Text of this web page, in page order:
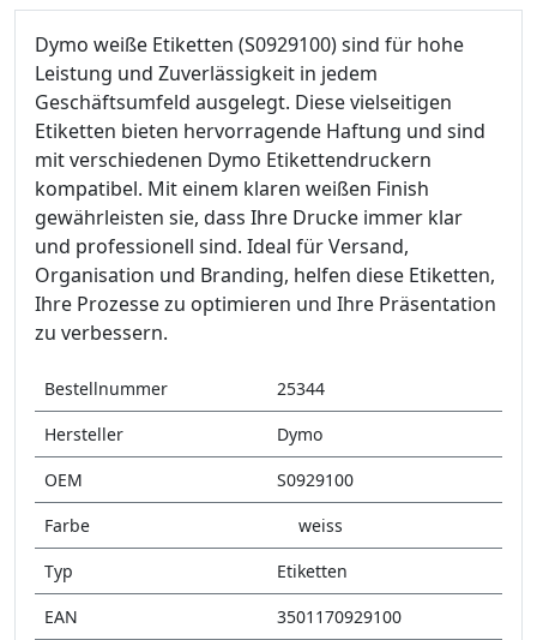
Dymo weiße Etiketten (S0929100) sind für hohe
Leistung und Zuverlässigkeit in jedem
Geschäftsumfeld ausgelegt. Diese vielseitigen
Etiketten bieten hervorragende Haftung und sind
mit verschiedenen Dymo Etikettendruckern
kompatibel. Mit einem klaren weißen Finish
gewährleisten sie, dass Ihre Drucke immer klar
und professionell sind. Ideal für Versand,
Organisation und Branding, helfen diese Etiketten,
Ihre Prozesse zu optimieren und Ihre Präsentation
zu verbessern.
Bestellnummer
25344
Hersteller
Dymo
OEM
S0929100
Farbe
weiss
Typ
Etiketten
EAN
3501170929100